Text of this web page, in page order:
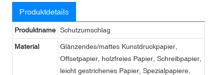
Produktdetails
Produktname Schutzumschlag
Material
Glänzendes/mattes Kunstdruckpapier,
Offsetpapier, holzfreies Papier, Schreibpapier,
leicht gestrichenes Papier, Spezialpapiere,